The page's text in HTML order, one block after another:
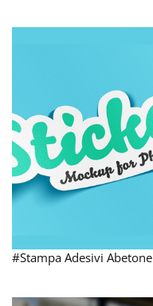
#Stampa Adesivi Abetone